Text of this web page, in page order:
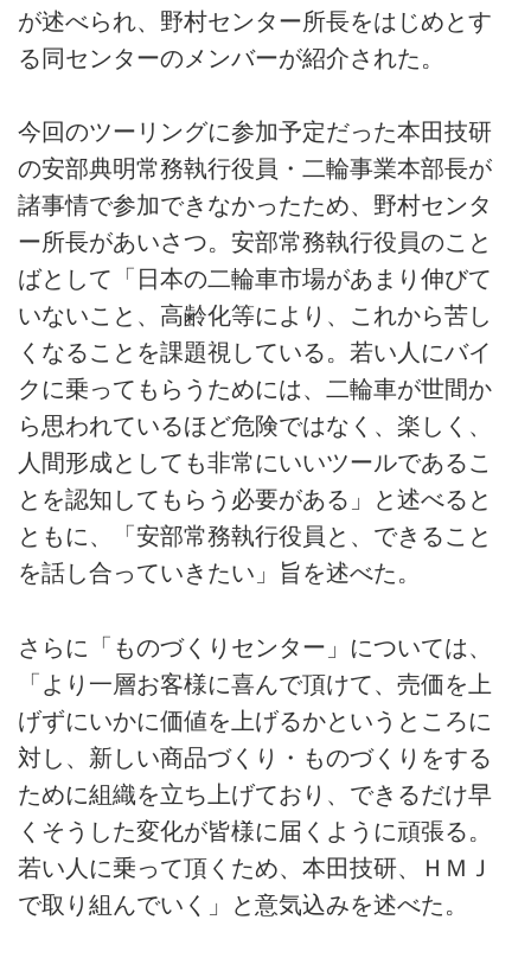
が述べられ、野村センター所長をはじめとす
る同センターのメンバーが紹介された。
今回のツーリングに参加予定だった本田技研
の安部典明常務執行役員・二輪事業本部長が
諸事情で参加できなかったため、野村センタ
ー所長があいさつ。安部常務執行役員のこと
ばとして「日本の二輪車市場があまり伸びて
いないこと、高齢化等により、これから苦し
くなることを課題視している。若い人にバイ
クに乗ってもらうためには、二輪車が世間か
ら思われているほど危険ではなく、楽しく、
人間形成としても非常にいいツールであるこ
とを認知してもらう必要がある」と述べると
ともに、「安部常務執行役員と、できること
を話し合っていきたい」旨を述べた。
さらに「ものづくりセンター」については、
「より一層お客様に喜んで頂けて、売価を上
げずにいかに価値を上げるかというところに
対し、新しい商品づくり・ものづくりをする
ために組織を立ち上げており、できるだけ早
くそうした変化が皆様に届くように頑張る。
若い人に乗って頂くため、本田技研、ＨＭＪ
で取り組んでいく」と意気込みを述べた。